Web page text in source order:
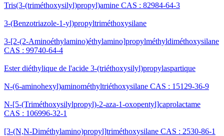
Tris(3-(triméthoxysilyl)propyl)amine CAS : 82984-64-3
3-(Benzotriazole-1-yl)propyltriméthoxysilane
3-[2-(2-Aminoéthylamino)éthylamino]propylméthyldiméthoxysilane
CAS : 99740-64-4
Ester diéthylique de l'acide 3-(triéthoxysilyl)propylaspartique
N-(6-aminohexyl)aminométhyltriéthoxysilane CAS : 15129-36-9
N-[5-(Triméthoxysilylpropyl)-2-aza-1-oxopentyl]caprolactame
CAS : 106996-32-1
[3-(N,N-Diméthylamino)propyl]triméthoxysilane CAS : 2530-86-1